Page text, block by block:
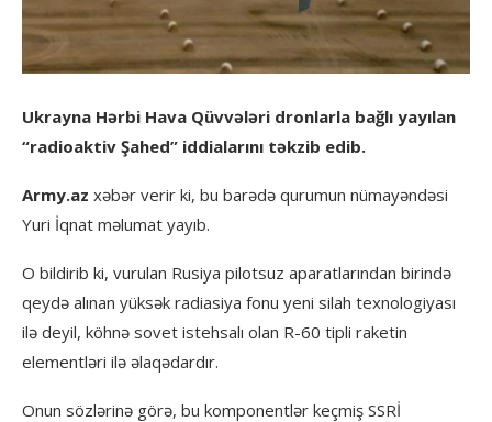
Ukrayna Hərbi Hava Qüvvələri dronlarla bağlı yayılan
“radioaktiv Şahed” iddialarını təkzib edib.
Army.az xəbər verir ki, bu barədə qurumun nümayəndəsi
Yuri İqnat məlumat yayıb.
O bildirib ki, vurulan Rusiya pilotsuz aparatlarından birində
qeydə alınan yüksək radiasiya fonu yeni silah texnologiyası
ilə deyil, köhnə sovet istehsalı olan R-60 tipli raketin
elementləri ilə əlaqədardır.
Onun sözlərinə görə, bu komponentlər keçmiş SSRİ